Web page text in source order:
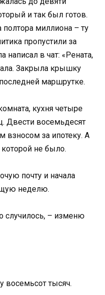
и так был готов.
миллиона – ту
пропустили за
написал в чат: «Рената,
Закрыла крышку
маршрутке.
кухня четыре
Двести восемьдесят
за ипотеку. А
не было.
почту и начала
неделю.
случилось, – изменю
восемьсот тысяч.